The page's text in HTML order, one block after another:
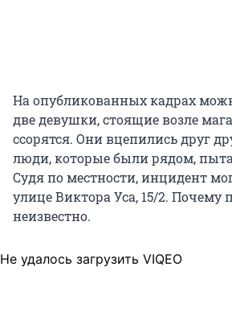
На опубликованных кадрах
две девушки, стоящие возле
ссорятся. Они вцепились друг
люди, которые были рядом,
Судя по местности, инцидент
улице Виктора Уса, 15/2. Почему
неизвестно.
Не удалось загрузить VIQEO